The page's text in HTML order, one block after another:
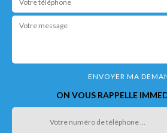
ON VOUS RAPPELLE